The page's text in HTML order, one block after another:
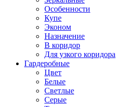
Особенности
Купе
Эконом
Назначение
В коридор
Для узкого коридора
Гардеробные
Цвет
Белые
Светлые
Серые